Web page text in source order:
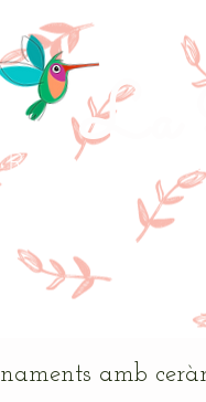
La
Restauració
amb